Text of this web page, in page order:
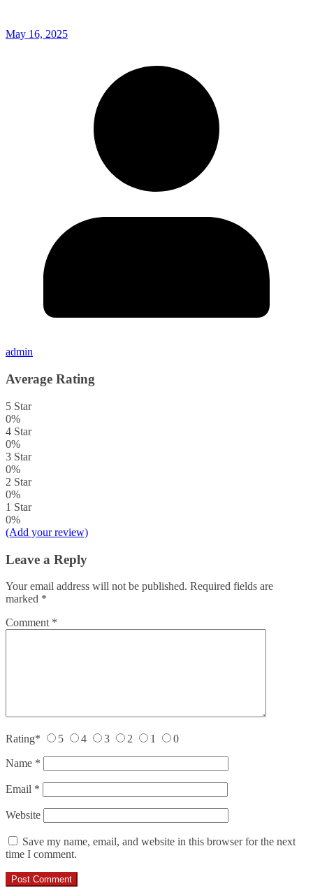
May 16, 2025
admin
Average Rating
5 Star
0%
4 Star
0%
3 Star
0%
2 Star
0%
1 Star
0%
(Add your review)
Leave a Reply
Your email address will not be published. Required fields are
marked *
Comment *
Rating* 5 4 3 2 1 0
Name *
Email *
Website
Save my name, email, and website in this browser for the next
time I comment.